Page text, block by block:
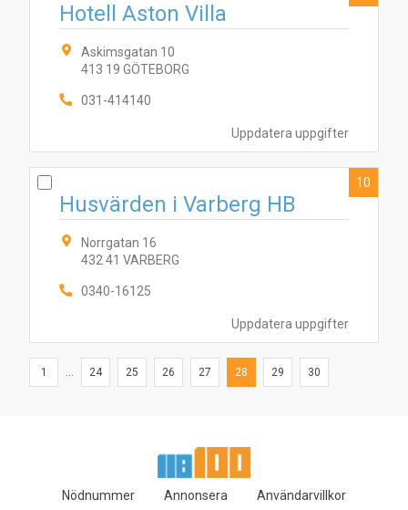
Uppdatera uppgifter
Hotell Aston Villa
Askimsgatan 10
413 19 GÖTEBORG
031-414140
Uppdatera uppgifter
Husvärden i Varberg HB
Norrgatan 16
432 41 VARBERG
0340-16125
10
1 ... 24 25 26 27 28 29 30
Nödnummer Annonsera Användarvillkor